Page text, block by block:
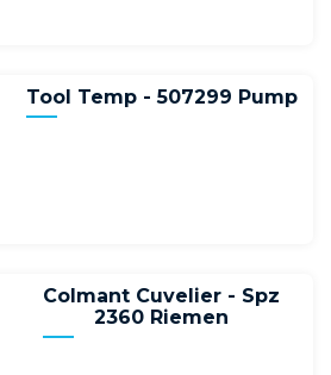
Tool Temp - 507299 Pump
Colmant Cuvelier - Spz
2360 Riemen